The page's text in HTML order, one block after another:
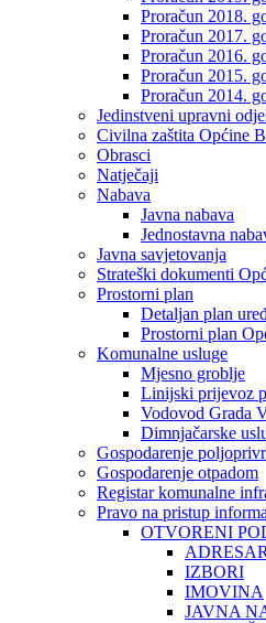
Proračun 2018.
Proračun 2017.
Proračun 2016.
Proračun 2015.
Proračun 2014.
Jedinstveni upravni
Civilna zaštita Općine
Obrasci
Natječaji
Nabava
Javna nabava
Jednostavna
Javna savjetovanja
Strateški dokumenti
Prostorni plan
Detaljan plan
Prostorni plan
Komunalne usluge
Mjesno groblje
Linijski prijevoz
Vodovod Grada
Dimnjačarske
Gospodarenje
Gospodarenje otpadom
Registar komunalne
Pravo na pristup
OTVORENI
IZBORI
IMOVINA
JAVNA